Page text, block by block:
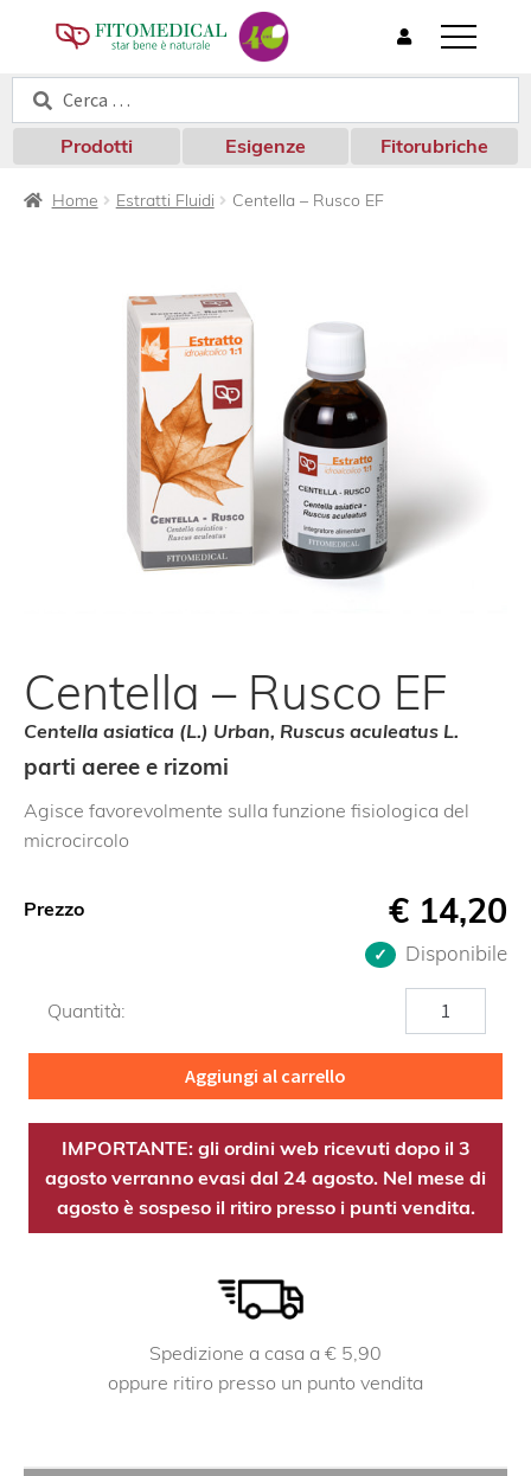
T
o
g
l
e
Cerca:
Cerca
Prodotti Esigenze Fitorubriche
Home Estratti Fluidi Centella – Rusco EF
Centella – Rusco EF
Centella asiatica (L.) Urban, Ruscus aculeatus L.
parti aeree e rizomi
Agisce favorevolmente sulla funzione fisiologica del
microcircolo
Prezzo € 14,20
Disponibile
Quantità:
Centella
-
Rusco
quantità
Aggiungi al carrello
IMPORTANTE: gli ordini web ricevuti dopo il 3
agosto verranno evasi dal 24 agosto. Nel mese di
agosto è sospeso il ritiro presso i punti vendita.
Spedizione a casa a € 5,90
oppure ritiro presso un punto vendita